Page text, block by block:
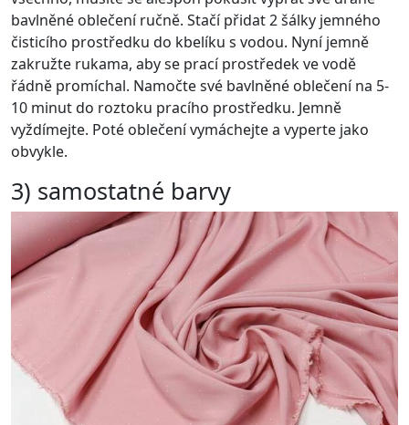
bavlněné oblečení ručně. Stačí přidat 2 šálky jemného
čisticího prostředku do kbelíku s vodou. Nyní jemně
zakružte rukama, aby se prací prostředek ve vodě
řádně promíchal. Namočte své bavlněné oblečení na 5-
10 minut do roztoku pracího prostředku. Jemně
vyždímejte. Poté oblečení vymáchejte a vyperte jako
obvykle.
3) samostatné barvy